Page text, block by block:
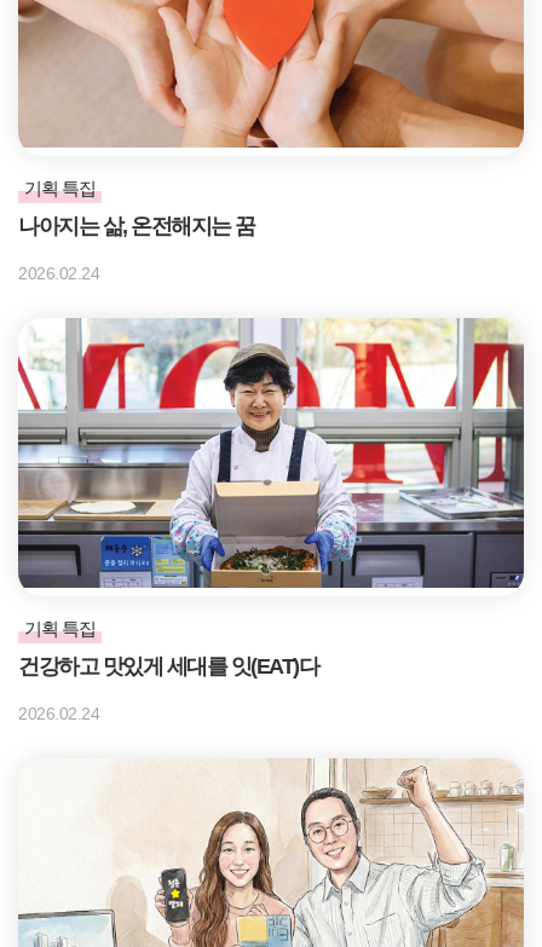
기획 특집
나아지는 삶, 온전해지는 꿈
2026.02.24
기획 특집
건강하고 맛있게 세대를 잇(EAT)다
2026.02.24